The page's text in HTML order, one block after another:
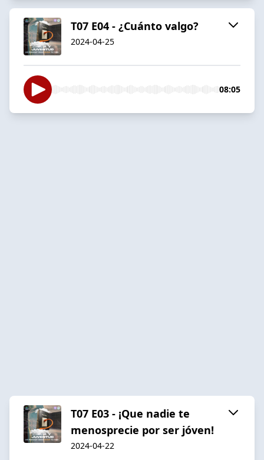
T07 E04 - ¿Cuánto valgo?
2024-04-25
08:05
T07 E03 - ¡Que nadie te
menosprecie por ser jóven!
2024-04-22